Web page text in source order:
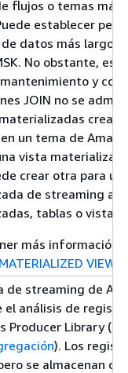
flujos o temas más
establecer
datos más largos
No obstante,
y
JOIN no se
un tema de
vista
crear otra para
de streaming a
tablas o vistas.
más información,
VIEW
de streaming de
el análisis de
Producer Library (
). Los
se almacenan